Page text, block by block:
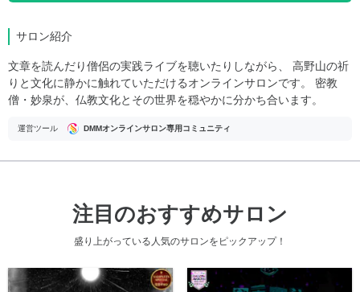
サロン紹介
文章を読んだり僧侶の実践ライブを聴いたりしながら、 高野山の祈
りと文化に静かに触れていただけるオンラインサロンです。 密教
僧・妙泉が、仏教文化とその世界を穏やかに分かち合います。
運営ツール DMMオンラインサロン専用コミュニティ
注目のおすすめサロン
盛り上がっている人気のサロンをピックアップ！